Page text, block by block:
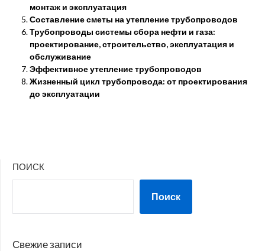
монтаж и эксплуатация
Составление сметы на утепление трубопроводов
Трубопроводы системы сбора нефти и газа:
проектирование, строительство, эксплуатация и
обслуживание
Эффективное утепление трубопроводов
Жизненный цикл трубопровода: от проектирования
до эксплуатации
ПОИСК
Поиск
Свежие записи